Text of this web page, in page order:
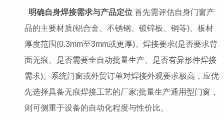
明确自身焊接需求与产品定位首先需评估自身门窗产
品的主要材质(铝合金、不锈钢、镀锌板、铜等)、板材
厚度范围(0.3mm至3mm或更厚)、焊接要求(是否要求背
面无痕、是否需要全自动批量生产、是否有异形件焊接
需求)。系统门窗或外贸订单对焊接外观要求极高，应优
先选择具备无痕焊接工艺的厂家;批量生产通用型门窗，
则可侧重于设备的自动化程度与性价比。